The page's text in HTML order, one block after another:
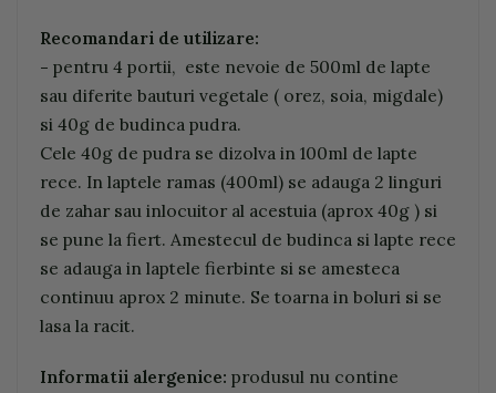
Recomandari de utilizare:
- pentru 4 portii, este nevoie de 500ml de lapte
sau diferite bauturi vegetale ( orez, soia, migdale)
si 40g de budinca pudra.
Cele 40g de pudra se dizolva in 100ml de lapte
rece. In laptele ramas (400ml) se adauga 2 linguri
de zahar sau inlocuitor al acestuia (aprox 40g ) si
se pune la fiert. Amestecul de budinca si lapte rece
se adauga in laptele fierbinte si se amesteca
continuu aprox 2 minute. Se toarna in boluri si se
lasa la racit.
Informatii alergenice: produsul nu contine